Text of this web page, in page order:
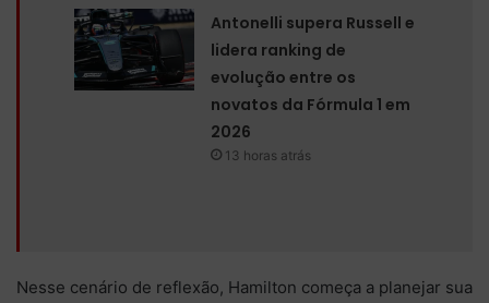
Antonelli supera Russell e
lidera ranking de
evolução entre os
novatos da Fórmula 1 em
2026
13 horas atrás
Nesse cenário de reflexão, Hamilton começa a planejar sua